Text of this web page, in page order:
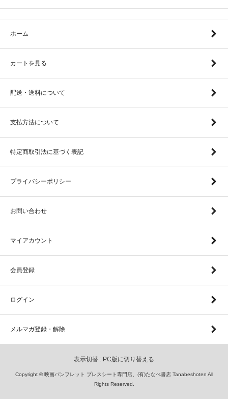
ホーム
カートを見る
配送・送料について
支払方法について
特定商取引法に基づく表記
プライバシーポリシー
お問い合わせ
マイアカウント
会員登録
ログイン
メルマガ登録・解除
表示切替 : PC版に切り替える
Copyright © 映画パンフレット プレスシート専門店、(有)たなべ書店 Tanabeshoten All
Rights Reserved.